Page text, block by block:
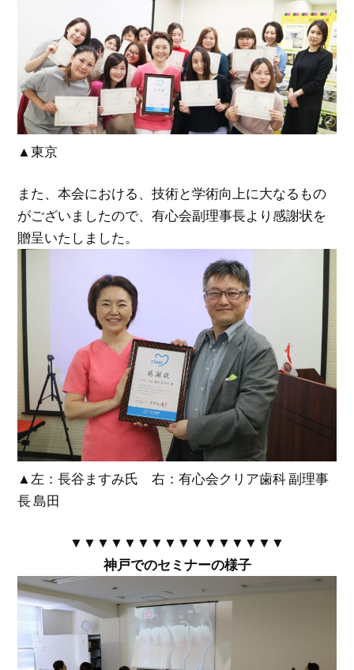
▲東京
また、本会における、技術と学術向上に大なるもの
がございましたので、有心会副理事長より感謝状を
贈呈いたしました。
▲左：長谷ますみ氏 右：有心会クリア歯科 副理事
長 島田
▼▼▼▼▼▼▼▼▼▼▼▼▼▼▼▼
神戸でのセミナーの様子